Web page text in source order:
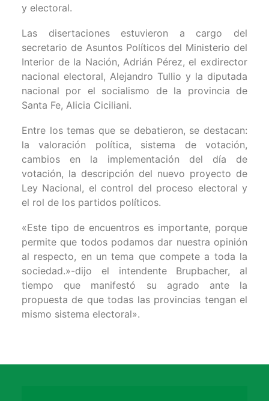
y electoral.
Las disertaciones estuvieron a cargo del
secretario de Asuntos Políticos del Ministerio del
Interior de la Nación, Adrián Pérez, el exdirector
nacional electoral, Alejandro Tullio y la diputada
nacional por el socialismo de la provincia de
Santa Fe, Alicia Ciciliani.
Entre los temas que se debatieron, se destacan:
la valoración política, sistema de votación,
cambios en la implementación del día de
votación, la descripción del nuevo proyecto de
Ley Nacional, el control del proceso electoral y
el rol de los partidos políticos.
«Este tipo de encuentros es importante, porque
permite que todos podamos dar nuestra opinión
al respecto, en un tema que compete a toda la
sociedad.»-dijo el intendente Brupbacher, al
tiempo que manifestó su agrado ante la
propuesta de que todas las provincias tengan el
mismo sistema electoral».